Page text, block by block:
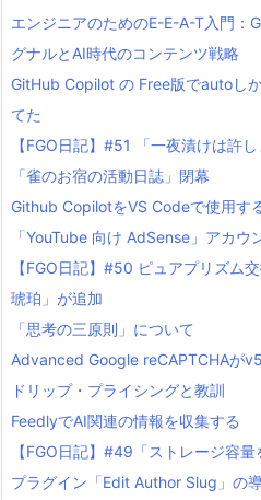
エンジニアのためのE-E-A-T入門：
グナルとAI時代のコンテンツ戦略
GitHub Copilot の Free版でautoし
てた
【FGO日記】#51 「一夜漬けは許
「雀のお宿の活動日誌」閉幕
Github CopilotをVS Codeで使用す
「YouTube 向け AdSense」アカ
【FGO日記】#50 ピュアプリズム
琥珀」が追加
「思考の三原則」について
Advanced Google reCAPTCHAが
ドリップ・プライシングと教訓
FeedlyでAI関連の情報を収集する
【FGO日記】#49「ストレージ容量
プラグイン「Edit Author Slug」の